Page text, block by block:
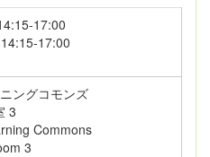
17:00
17:00
ングコモンズ
3
Commons
3